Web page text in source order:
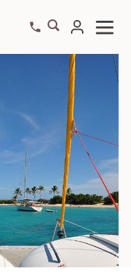
©